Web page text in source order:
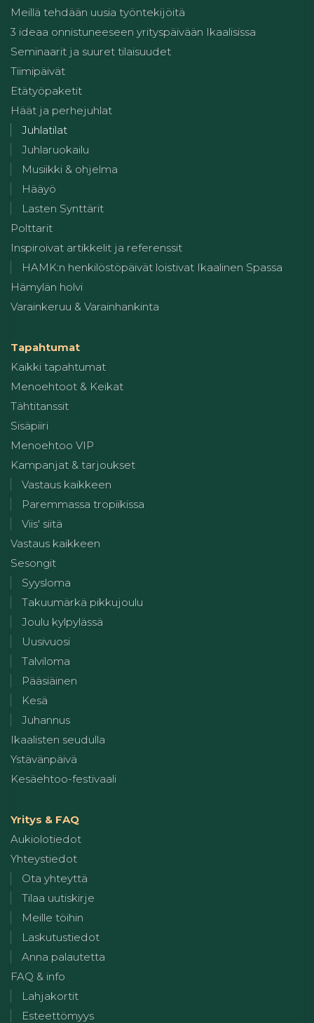
Meillä tehdään uusia työntekijöitä
3 ideaa onnistuneeseen yrityspäivään Ikaalisissa
Seminaarit ja suuret tilaisuudet
Tiimipäivät
Etätyöpaketit
Häät ja perhejuhlat
Juhlatilat
Juhlaruokailu
Musiikki & ohjelma
Hääyö
Lasten Synttärit
Polttarit
Inspiroivat artikkelit ja referenssit
HAMK:n henkilöstöpäivät loistivat Ikaalinen Spassa
Hämylän holvi
Varainkeruu & Varainhankinta
Tapahtumat
Kaikki tapahtumat
Menoehtoot & Keikat
Tähtitanssit
Sisäpiiri
Menoehtoo VIP
Kampanjat & tarjoukset
Vastaus kaikkeen
Paremmassa tropiikissa
Viis' siitä
Vastaus kaikkeen
Sesongit
Syysloma
Takuumärkä pikkujoulu
Joulu kylpylässä
Uusivuosi
Talviloma
Pääsiäinen
Kesä
Juhannus
Ikaalisten seudulla
Ystävänpäivä
Kesäehtoo-festivaali
Yritys & FAQ
Aukiolotiedot
Yhteystiedot
Ota yhteyttä
Tilaa uutiskirje
Meille töihin
Laskutustiedot
Anna palautetta
FAQ & info
Lahjakortit
Esteettömyys